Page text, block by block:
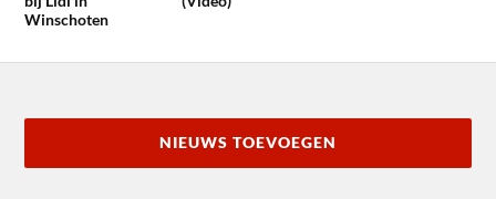
Winschoten
NIEUWS TOEVOEGEN